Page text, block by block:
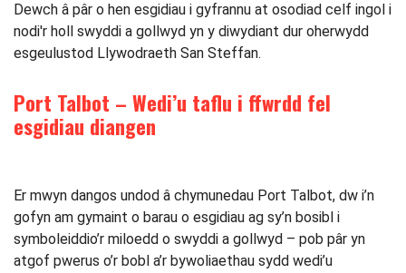
Dewch â pâr o hen esgidiau i gyfrannu at osodiad celf ingol i
nodi'r holl swyddi a gollwyd yn y diwydiant dur oherwydd
esgeulustod Llywodraeth San Steffan.
Port Talbot – Wedi’u taflu i ffwrdd fel
esgidiau diangen
Er mwyn dangos undod â chymunedau Port Talbot, dw i’n
gofyn am gymaint o barau o esgidiau ag sy’n bosibl i
symboleiddio’r miloedd o swyddi a gollwyd – pob pâr yn
atgof pwerus o’r bobl a’r bywoliaethau sydd wedi’u